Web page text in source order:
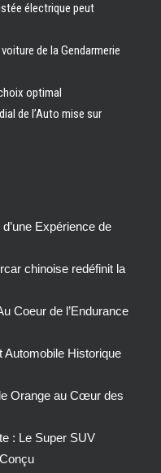
électrique peut
de la Gendarmerie
optimal
de l’Auto mise sur
Expérience de
chinoise redéfinit la
Coeur de l’Endurance
Automobile Historique
Orange au Cœur des
: Le Super SUV